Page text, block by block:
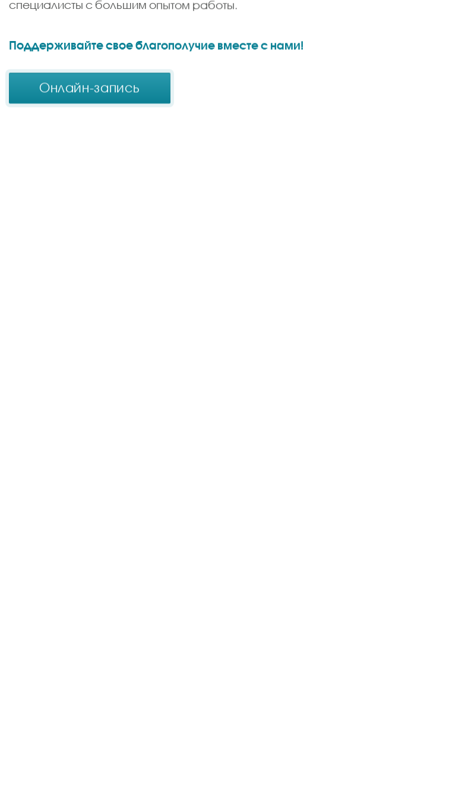
специалисты с большим опытом работы.
Поддерживайте свое благополучие вместе с нами!
Онлайн-запись